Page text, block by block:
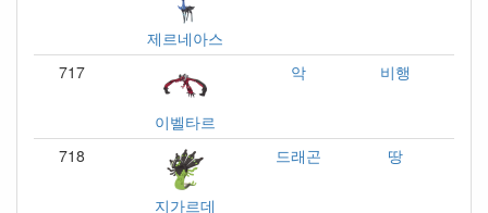
제르네아스
717
이벨타르
악 비행
718
지가르데
드래곤 땅